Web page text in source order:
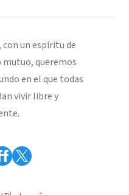
un espíritu de
queremos
en el que todas
vivir libre y